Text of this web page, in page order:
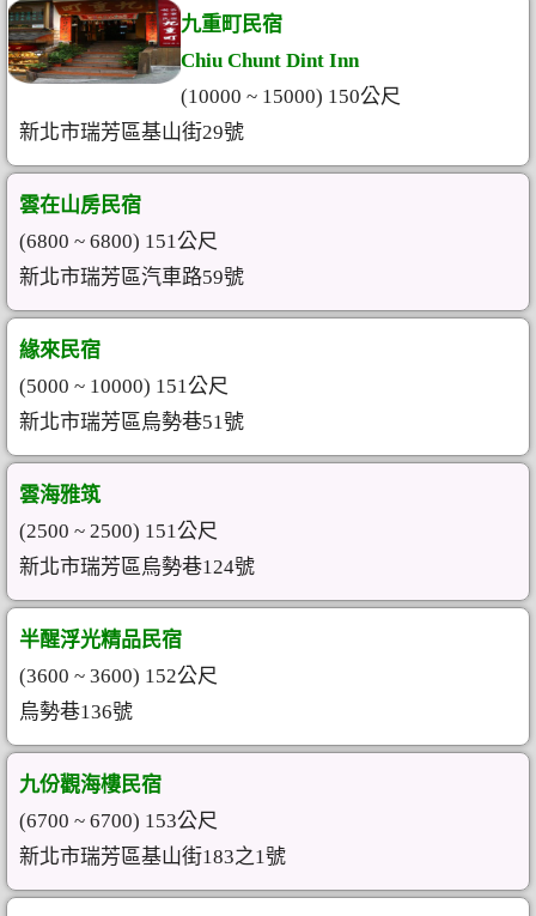
九重町民宿
Chiu Chunt Dint Inn
(10000 ~ 15000) 150公尺
新北市瑞芳區基山街29號
雲在山房民宿
(6800 ~ 6800) 151公尺
新北市瑞芳區汽車路59號
緣來民宿
(5000 ~ 10000) 151公尺
新北市瑞芳區烏勢巷51號
雲海雅筑
(2500 ~ 2500) 151公尺
新北市瑞芳區烏勢巷124號
半醒浮光精品民宿
(3600 ~ 3600) 152公尺
烏勢巷136號
九份觀海樓民宿
(6700 ~ 6700) 153公尺
新北市瑞芳區基山街183之1號